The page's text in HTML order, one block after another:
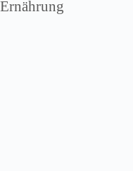
Ernährung